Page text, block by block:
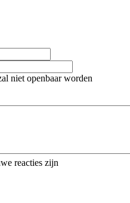
niet openbaar worden
reacties zijn